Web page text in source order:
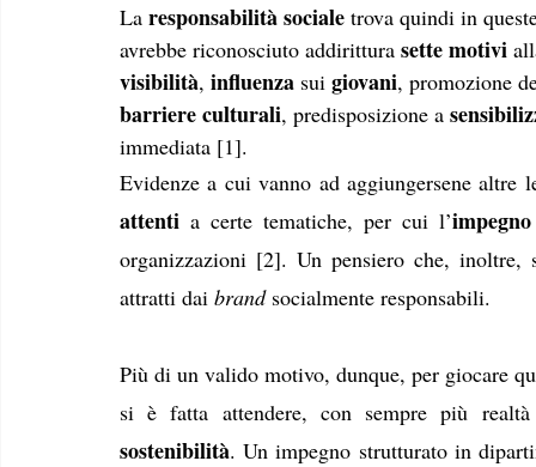
La responsabilità sociale trova quindi in
avrebbe riconosciuto addirittura sette motivi
visibilità, influenza sui giovani, promozione
barriere culturali, predisposizione a
immediata [1].
Evidenze a cui vanno ad aggiungersene altre
attenti a certe tematiche, per cui l’
organizzazioni [2]. Un pensiero che, inoltre,
attratti dai brand socialmente responsabili.
Più di un valido motivo, dunque, per giocare
sostenibilità. Un impegno strutturato in